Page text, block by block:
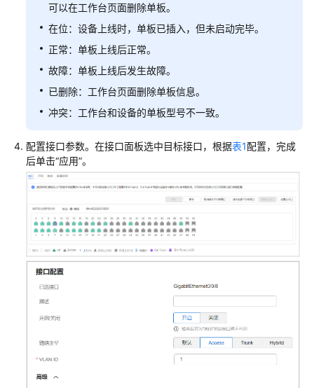
部
署
部
约
束
意
署
流
程
软
件
可以在工作台页面删除单板。
在位：设备上线时，单板已插入，但未启动完毕。
正常：单板上线后正常。
故障：单板上线后发生故障。
已删除：工作台页面删除单板信息。
冲突：工作台和设备的单板型号不一致。
配置接口参数。在接口面板选中目标接口，根据表1配置，完成
后单击“应用”。